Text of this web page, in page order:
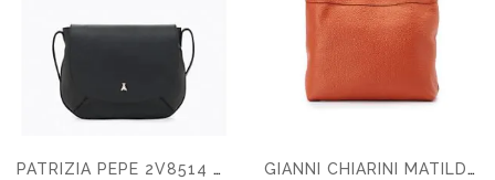
PATRIZIA PEPE 2V8514 SCHULTERTASCHE GIANNI CHIARINI MATILDE SCHULTERTASCHE